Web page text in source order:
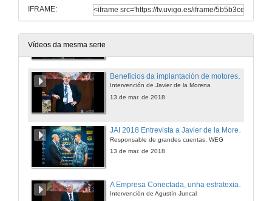
IFRAME:
Vídeos da mesma serie
JAI 2018 Entrevista a Fabian Brener
Intervención de Javier de la Morena
13 de mar. de 2018
JAI 2018 Entrevista a Javier de la Morena
Responsable de grandes cuentas, WEG
13 de mar. de 2018
Intervención de Agustín Juncal